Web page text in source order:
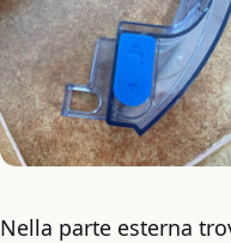
Nella parte esterna